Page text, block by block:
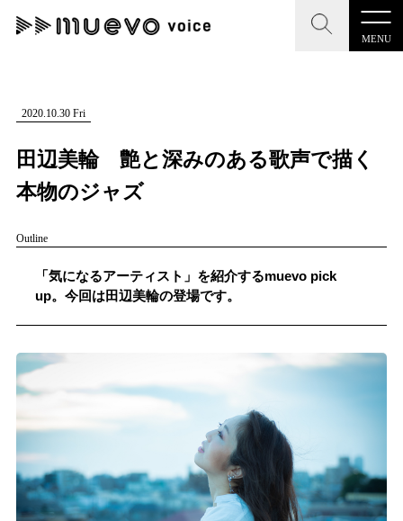
MENU
CLOSE
記事を検索する
人気ワード
#男性SSW #ポップス #女性SSW
#ヒップホップ #R&B/ソウル
CLOSE
"読者の声を形にする”音楽特化メディア
MENU
記事一覧
会社概要
お問い合わせ
記事リクエスト
ログイン
2020.10.30 Fri
田辺美輪 艶と深みのある歌声で描く
本物のジャズ
Outline
「気になるアーティスト」を紹介するmuevo pick
up。今回は田辺美輪の登場です。